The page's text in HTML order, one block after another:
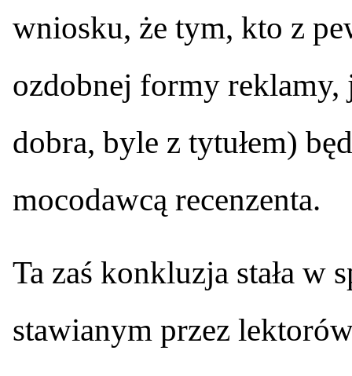
wniosku, że tym, kto z
ozdobnej formy reklamy,
dobra, byle z tytułem)
mocodawcą recenzenta.
Ta zaś konkluzja stała w
stawianym przez